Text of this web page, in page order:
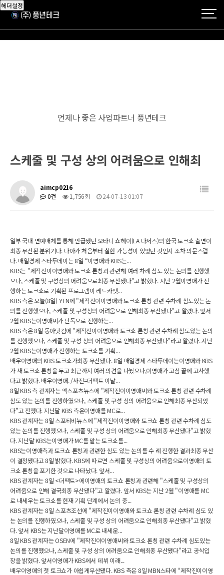
헤더설정
언제나 좋은 사업파트너 풍년테크
스케줄 및 구성 상의 어려움으로 인해최
aimcp0216
0건
1,756회 24-07-13 01:07
일부 국내 연예매체를 통해 언급됐던 오타니 쇼헤이(LA 다저스)의 한국 토크쇼 출연이
최종 무산된 분위기다. 나아가 처음부터 실현 가능성이 있었던 것인지 조차 의문스럽
다. 매일경제 스타투데이는 8일 “이영애와 KBS는...
KBS는 "제작진이이영애와 토크쇼 론칭과 관련해 여러 차례 심도 있는 논의를 진행했
으나, 스케줄 및 구성상의 어려움으로최종 무산됐다"고 밝혔다. 지난 2월이영애가 진
행하는 토크쇼로 기획된 프로그램이 레드카펫...
KBS 측은 오늘(8일) YTN에 "제작진이이영애와 토크쇼 론칭 관련 수차례 심도있는 논
의를 진행했으나, 스케줄 및 구성상의 어려움으로 인해최종 무산됐다"고 알렸다. 앞서
2월 KBS는이영애씨가 단독으로 진행하는...
KBS 측은 8일 동아닷컴에 "제작진이이영애와 토크쇼 론칭 관련 수차례 심도있는 논의
를 진행했으나, 스케줄 및 구성 상의 어려움으로 인해최종 무산됐다"라고 알렸다. 지난
2월 KBS는이영애가 진행하는 토크쇼를 기획...
배우이영애의 KBS 토크쇼가최종 무산됐다. 8일 매일경제 스타투데이는이영애와 KBS
가 새 토크쇼 론칭을 두고 최근까지 여러 의견을 나눴으나,이영애가 고심 끝에 고사했
다고 밝혔다. 배우이영애. /사진=더팩트 이날...
8일 KBS 측 관계자는 엑스포츠뉴스에 "제작진이이영애씨와 토크쇼 론칭 관련 수차례
심도 있는 논의를 진행하였으나, 스케줄 및 구성 상의 어려움으로 인해최종 무산되었
다”고 전했다. 지난달 KBS 측은이영애를 MC로...
KBS 관계자는 8일 스포티비뉴스에 "제작진이이영애와 토크쇼 론칭 관련 수차례 심도
있는 논의를 진행했으나, 스케줄 및 구성 상의 어려움으로 인해최종 무산됐다"고 밝혔
다. 지난달 KBS는이영애가 MC를 맡는 토크쇼를...
KBS는이영애측과 토크쇼 론칭과 관련한 심도 있는 논의를 수 례 진행한 결과최종 무산
이 결정됐다고 8일 밝혔다. KBS에 따르면 스케줄 및 구성상의 어려움으로이영애의 토
크쇼 론칭을 포기한 것으로 나타났다. 앞서...
KBS 관계자는 8일 <더팩트>에이영애의 토크쇼 론칭과 관련해 "스케줄 및 구성상의
어려움으로 인해 결국최종 무산됐다"고 알렸다. 앞서 KBS는 지난 2월 "이영애를 MC
로 내세우는 토크쇼를 현재 기획 단계에서 논의 중...
KBS 관계자는 8일 스포츠조선에 "제작진이이영애와 토크쇼 론칭 관련 수차례 심도 있
는 논의를 진행하였으나, 스케줄 및 구성 상의 어려움으로 인해최종 무산됐다"고 밝혔
다. 앞서 KBS는 지난달이영애를 MC로 내세운...
8일 KBS 관계자는 OSEN에 "제작진이이영애씨와 토크쇼 론칭 관련 수차례 심도있는
논의를 진행했으나, 스케줄 및 구성 상의 어려움으로 인해최종 무산됐다"라고 공식입
장을 밝혔다. 앞서이영애가 KBS에서 데뷔 이래...
배우이영애의 첫 토크쇼가 아쉽게무산됐다. KBS 측은 8일 MBN스타에 “제작진이이영